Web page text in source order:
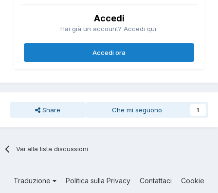
Accedi
Hai già un account? Accedi qui.
Accedi ora
Share Che mi seguono 1
Vai alla lista discussioni
Traduzione Politica sulla Privacy Contattaci Cookie